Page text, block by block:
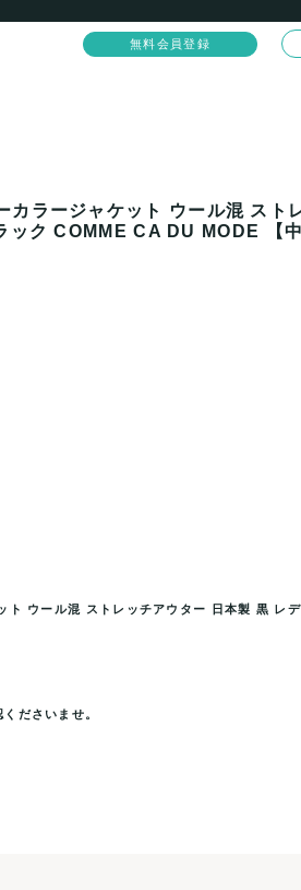
無料会員登録
混 ストレッチアウター 日本製 黒
...
コム
カラージャケット ウール混 スト
ック COMME CA DU MODE 【中
ト ウール混 ストレッチアウター 日本製 黒 レ
ださいませ。